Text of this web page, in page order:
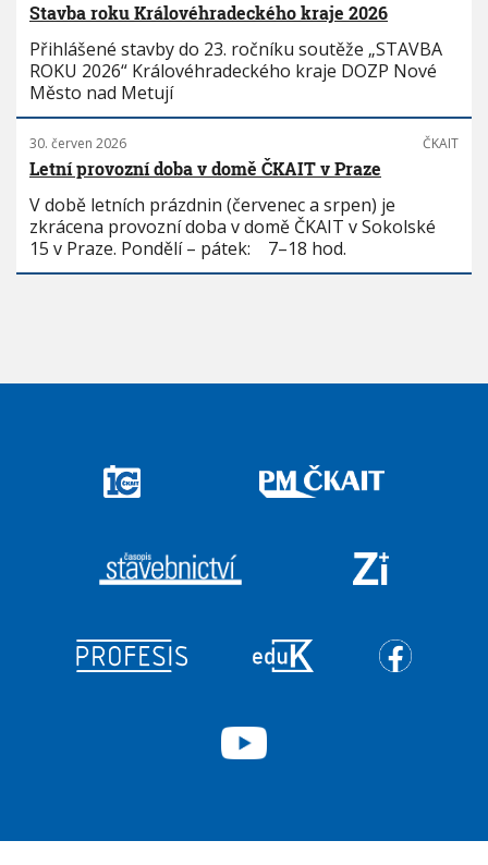
Stavba roku Královéhradeckého kraje 2026
Přihlášené stavby do 23. ročníku soutěže „STAVBA
ROKU 2026“ Královéhradeckého kraje DOZP Nové
Město nad Metují
30. červen 2026 ČKAIT
Letní provozní doba v domě ČKAIT v Praze
V době letních prázdnin (červenec a srpen) je
zkrácena provozní doba v domě ČKAIT v Sokolské
15 v Praze. Pondělí – pátek: 7–18 hod.